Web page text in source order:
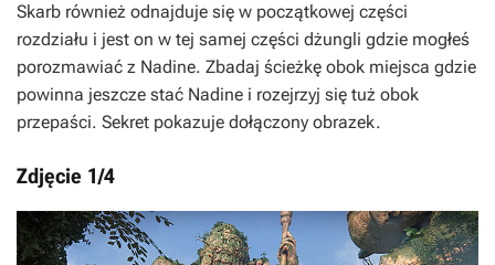
Skarb również odnajduje się w początkowej części
rozdziału i jest on w tej samej części dżungli gdzie mogłeś
porozmawiać z Nadine. Zbadaj ścieżkę obok miejsca gdzie
powinna jeszcze stać Nadine i rozejrzyj się tuż obok
przepaści. Sekret pokazuje dołączony obrazek.
Zdjęcie 1/4